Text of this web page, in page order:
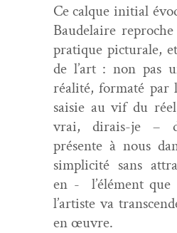
Ce calque ini­tial
Baude­laire
pra­tique pic­turale,
de l’art : non pas
réal­ité, for­maté par
saisie au vif du
vrai, dirais-je –
présente à nous
sim­plic­ité sans
en - l’élé­ment que
l’artiste va
en œuvre.